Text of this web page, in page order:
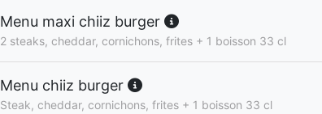
Menu maxi chiiz burger
2 steaks, cheddar, cornichons, frites + 1 boisson 33 cl
Menu chiiz burger
Steak, cheddar, cornichons, frites + 1 boisson 33 cl